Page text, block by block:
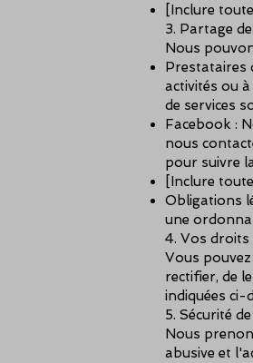
[Inclure
3. Partage
Nous
Prestataires
activités ou
de services
Facebook :
nous
pour suivre
[Inclure
Obligations
une
4. Vos droits
Vous
rectifier, de
indiquées ci-
5. Sécurité
Nous
abusive et